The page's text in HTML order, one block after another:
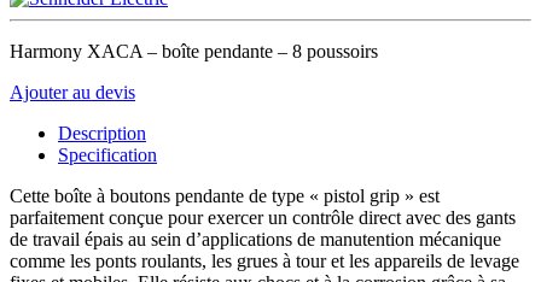
Harmony XACA – boîte pendante – 8 poussoirs
Ajouter au devis
Description
Specification
Cette boîte à boutons pendante de type « pistol grip » est
parfaitement conçue pour exercer un contrôle direct avec des gants
de travail épais au sein d’applications de manutention mécanique
comme les ponts roulants, les grues à tour et les appareils de levage